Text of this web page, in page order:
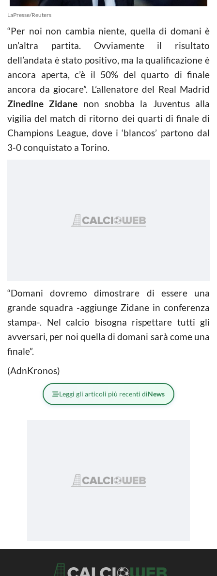
LaPresse/Reuters
“Per noi non cambia niente, quella di domani è
un’altra partita. Ovviamente il risultato
dell’andata è stato positivo, ma la qualificazione è
ancora aperta, c’è il 50% del quarto di finale
ancora da giocare”. L’allenatore del Real Madrid
Zinedine Zidane non snobba la Juventus alla
vigilia del match di ritorno dei quarti di finale di
Champions League, dove i ‘blancos’ partono dal
3-0 conquistato a Torino.
“Domani dovremo dimostrare di essere una
grande squadra -aggiunge Zidane in conferenza
stampa-. Nel calcio bisogna rispettare tutti gli
avversari, per noi quella di domani sarà come una
finale”.
(AdnKronos)
Leggi gli articoli più recenti diNews